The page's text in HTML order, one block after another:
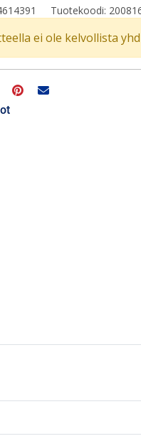
Tuotekoodi:
ei ole kelvollista